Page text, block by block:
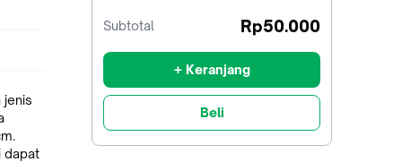
Subtotal Rp50.000
+ Keranjang
Beli
jenis
dapat